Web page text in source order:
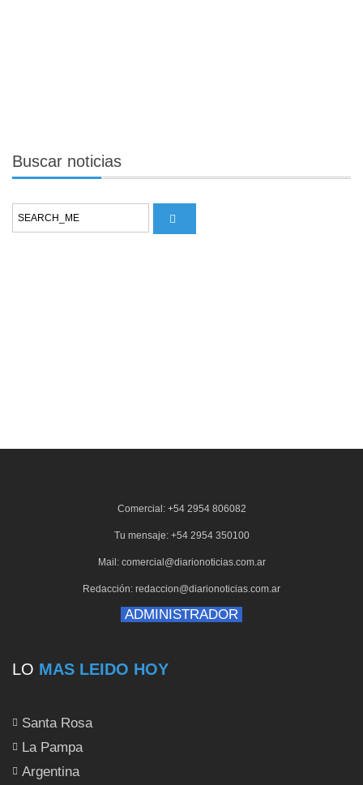
Buscar noticias
Comercial: +54 2954 806082
Tu mensaje: +54 2954 350100
Mail: comercial@diarionoticias.com.ar
Redacción: redaccion@diarionoticias.com.ar
ADMINISTRADOR
LO MAS LEIDO HOY
Santa Rosa
La Pampa
Argentina